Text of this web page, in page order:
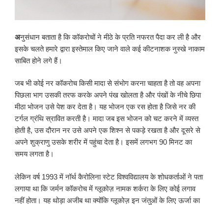
अनुसंधान बताता है कि कॉकरोचों ने मीठे के प्रति नफरत पैदा कर ली है और
इसके चलते हमारे द्वारा इस्तेमाल किए जाने वाले कई कीटनाशक नुस्खे नाकाम
साबित होने लगे हैं।
जब भी कोई नर कॉकरोच किसी मादा से संभोग करना चाहता है तो वह अपना
पिछला भाग उसकी तरफ करके अपने पंख खोलता है और पंखों के नीचे छिपा
मीठा भोजन उसे पेश कर देता है। यह भोजन एक रस होता है जिसे नर की
टर्गल ग्रंथि स्रावित करती है। मादा जब इस भोजन को चट करने में व्यस्त
होती है, उस दौरान नर उसे अपने एक शिश्न से पकड़े रखता है और दूसरे से
अपने शुक्राणु उसके शरीर में पहुंचा देता है। इसमें लगभग 90 मिनट का
समय लगता है।
लेकिन वर्ष 1993 में नॉर्थ कैरोलिना स्टेट विश्वविद्यालय के शोधकर्ताओं ने पता
लगाया था कि जर्मन कॉकरोच में ग्लूकोज़ नामक शर्करा के लिए कोई लगाव
नहीं होता। यह थोड़ा अजीब था क्योंकि ग्लूकोज़ इन जंतुओं के लिए ऊर्जा का